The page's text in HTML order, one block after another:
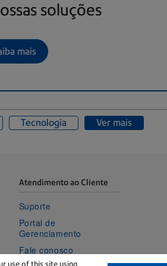
use of this site using
soluções
mais
Tecnologia Ver mais
Atendimento ao Cliente
Suporte
Portal de
Gerenciamento
Fale conosco